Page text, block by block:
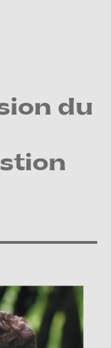
du